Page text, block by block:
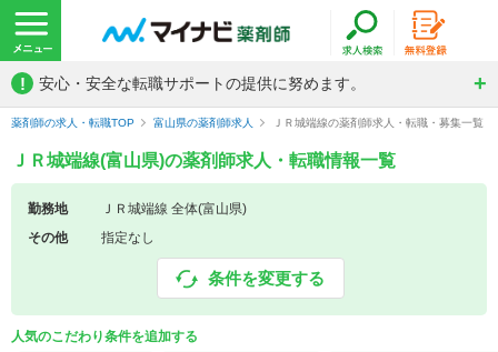
! 安心・安全な転職サポートの提供に努めます。
薬剤師の求人・転職TOP 富山県の薬剤師求人 ＪＲ城端線の薬剤師求人・転職・募集一覧
ＪＲ城端線(富山県)の薬剤師求人・転職情報一覧
勤務地
ＪＲ城端線 全体(富山県)
その他
指定なし
条件を変更する
人気のこだわり条件を追加する